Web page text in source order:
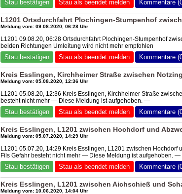
Stau bestätigen Stau als beendet melden Kommentare
L1201 Ortsdurchfahrt Plochingen-Stumpenhof
Meldung vom: 09.08.2020, 06:28 Uhr
L1201 09.08.20, 06:28 Ortsdurchfahrt Plochingen-Stumpenhof
beiden Richtungen Umleitung wird nicht mehr empfohlen
Stau bestätigen Stau als beendet melden Kommentare
Kreis Esslingen, Kirchheimer Straße zwischen
Meldung vom: 05.08.2020, 12:36 Uhr
L1201 05.08.20, 12:36 Kreis Esslingen, Kirchheimer Straße
besteht nicht mehr — Diese Meldung ist aufgehoben. —
Stau bestätigen Stau als beendet melden Kommentare
Kreis Esslingen, L1201 zwischen Hochdorf und
Meldung vom: 05.07.2020, 14:29 Uhr
L1201 05.07.20, 14:29 Kreis Esslingen, L1201 zwischen Hochdorf
Fils Gefahr besteht nicht mehr — Diese Meldung ist aufgehoben. —
Stau bestätigen Stau als beendet melden Kommentare
Kreis Esslingen, L1201 zwischen Aichschieß und
Meldung vom: 10.06.2020, 14:04 Uhr